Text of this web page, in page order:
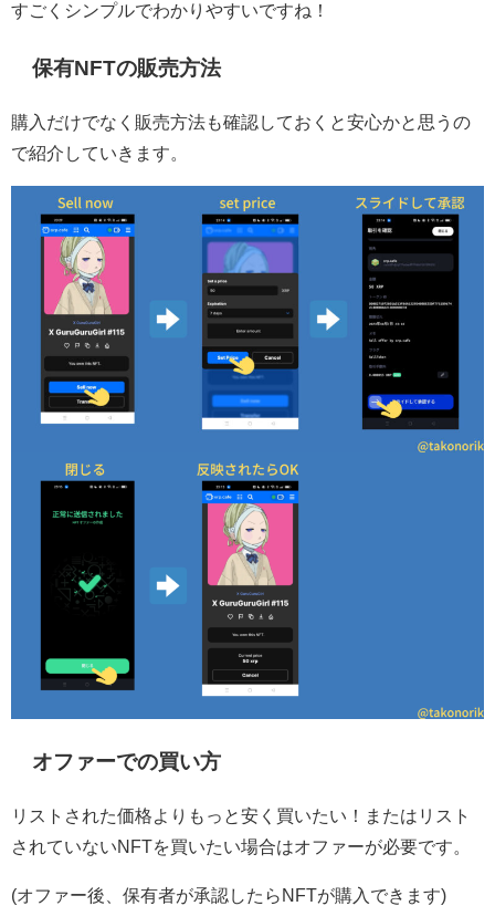
すごくシンプルでわかりやすいですね！
保有NFTの販売方法
購入だけでなく販売方法も確認しておくと安心かと思うの
で紹介していきます。
オファーでの買い方
リストされた価格よりもっと安く買いたい！またはリスト
されていないNFTを買いたい場合はオファーが必要です。
(オファー後、保有者が承認したらNFTが購入できます)